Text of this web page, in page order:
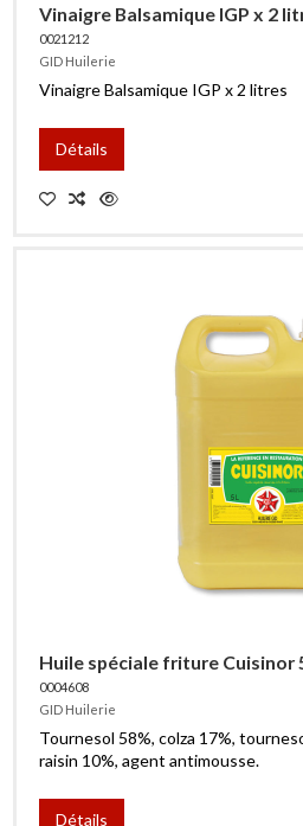
Vinaigre Balsamique IGP x 2
0021212
GID Huilerie
Vinaigre Balsamique IGP x 2 litres
Détails
Huile spéciale friture Cuisinor
0004608
GID Huilerie
Tournesol 58%, colza 17%,
raisin 10%, agent antimousse.
Détails